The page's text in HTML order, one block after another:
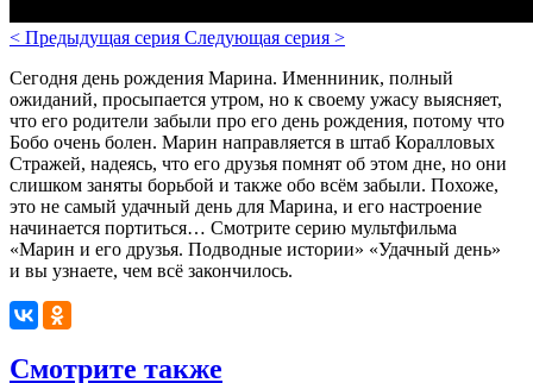
< Предыдущая серия Следующая серия >
Сегодня день рождения Марина. Именниник, полный
ожиданий, просыпается утром, но к своему ужасу выясняет,
что его родители забыли про его день рождения, потому что
Бобо очень болен. Марин направляется в штаб Коралловых
Стражей, надеясь, что его друзья помнят об этом дне, но они
слишком заняты борьбой и также обо всём забыли. Похоже,
это не самый удачный день для Марина, и его настроение
начинается портиться… Смотрите серию мультфильма
«Марин и его друзья. Подводные истории» «Удачный день»
и вы узнаете, чем всё закончилось.
Смотрите также